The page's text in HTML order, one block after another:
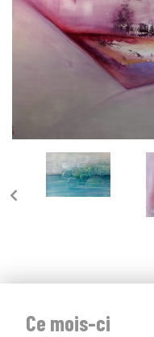
Ce mois-ci